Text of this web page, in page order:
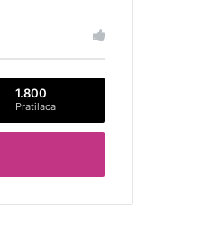
1.800
Pratilaca